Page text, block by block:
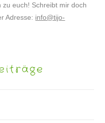
euch! Schreibt mir doch
Adresse: info@tijo-